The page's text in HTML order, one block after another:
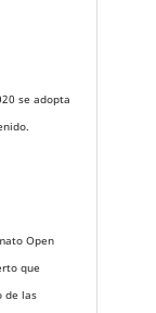
se adopta
Open
que
de las